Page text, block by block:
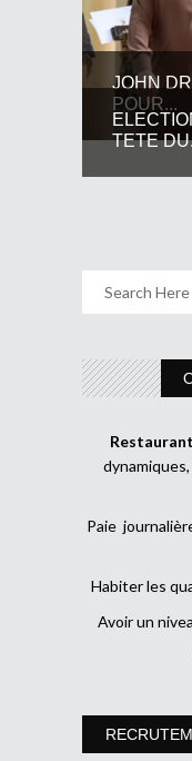
JOHN
POUR...
TETE
Paie
Habiter les
Avoir un